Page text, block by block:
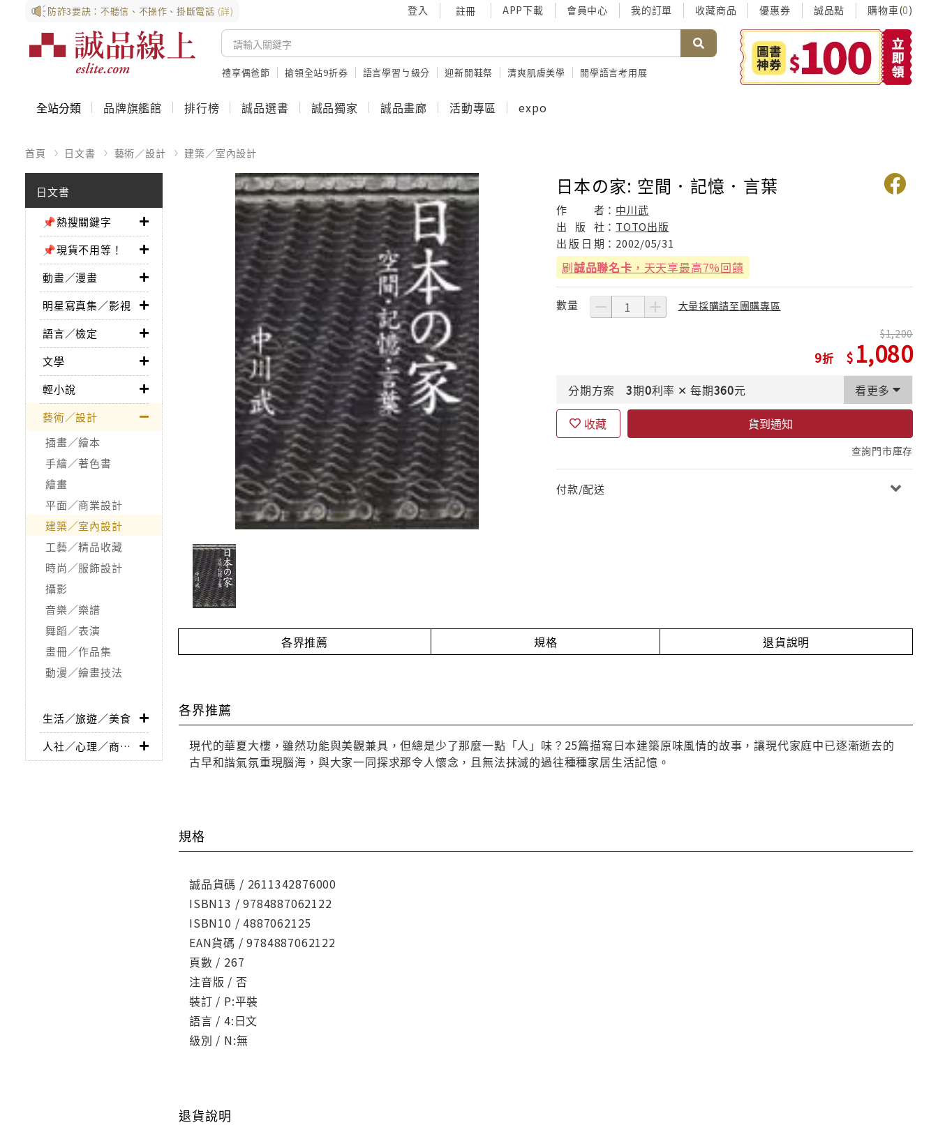
防詐3要訣：不聽信、不操作、掛斷電話 (詳) 登入 註冊 APP下載 會員中心 我的訂單 收藏商品 優惠券 誠品點 購物車(0)
禮享偶爸節 搶領全站9折券 語言學習ㄅ級分 迎新開鞋祭 清爽肌膚美學 開學語言考用展
全站分類 品牌旗艦館 排行榜 誠品選書 誠品獨家 誠品畫廊 活動專區 expo
首頁 日文書 藝術／設計 建築／室內設計
日文書
📌熱搜關鍵字
📌現貨不用等！
動畫／漫畫
明星寫真集／影視
語言／檢定
文學
輕小說
藝術／設計
插畫／繪本
手繪／著色書
繪畫
平面／商業設計
建築／室內設計
工藝／精品收藏
時尚／服飾設計
攝影
音樂／樂譜
舞蹈／表演
畫冊／作品集
動漫／繪畫技法
生活／旅遊／美食
人社／心理／商業／其他
日本の家: 空間．記憶．言葉
作 者： 中川武
出
版 社： TOTO出版
出 版 日 期： 2002/05/31
刷誠品聯名卡 ，天天享最高7%回饋
數量 大量採購請至團購專區
9
1,200
1,080
分期方案 3期0利率 ✕ 每期360元 看更多
收藏 貨到通知
查詢門市庫存
付款/配送
各界推薦 規格 退貨說明
各界推薦
現代的華夏大樓，雖然功能與美觀兼具，但總是少了那麼一點「人」味？25篇描寫日本建築原味風情的故事，讓現代家庭中已逐漸逝去的
古早和諧氣氛重現腦海，與大家一同探求那令人懷念，且無法抹滅的過往種種家居生活記憶。
規格
誠品貨碼 / 2611342876000
ISBN13 / 9784887062122
ISBN10 / 4887062125
EAN貨碼 / 9784887062122
頁數 / 267
注音版 / 否
裝訂 / P:平裝
語言 / 4:日文
級別 / N:無
退貨說明